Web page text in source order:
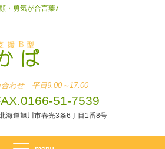
・勇気が合言葉♪
合わせ 平日9:00～17:00
51-7539
海道旭川市春光3条6丁目1番8号